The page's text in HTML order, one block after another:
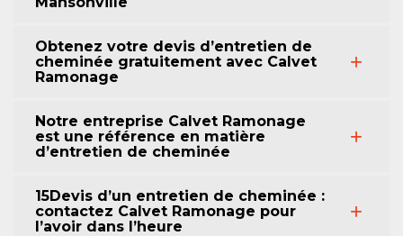
Obtenez votre devis d’entretien de
cheminée gratuitement avec Calvet
Ramonage
Notre entreprise Calvet Ramonage
est une référence en matière
d’entretien de cheminée
15Devis d’un entretien de cheminée :
contactez Calvet Ramonage pour
l’avoir dans l’heure